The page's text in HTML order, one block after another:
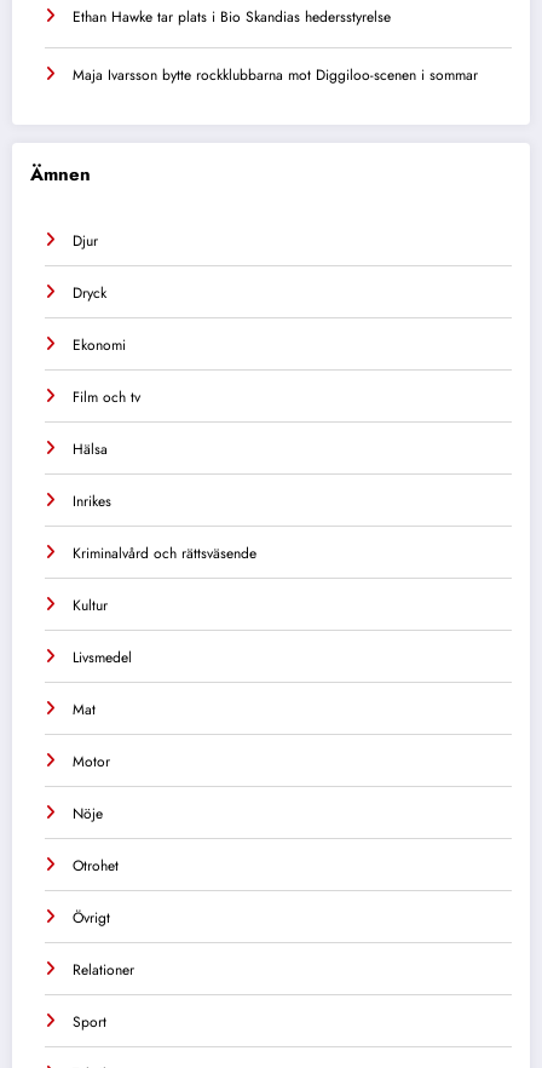
Ethan Hawke tar plats i Bio Skandias hedersstyrelse
Maja Ivarsson bytte rockklubbarna mot Diggiloo-scenen i sommar
Ämnen
Djur
Dryck
Ekonomi
Film och tv
Hälsa
Inrikes
Kriminalvård och rättsväsende
Kultur
Livsmedel
Mat
Motor
Nöje
Otrohet
Övrigt
Relationer
Sport